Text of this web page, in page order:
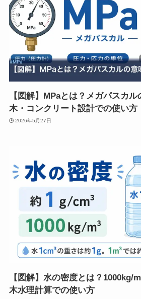
【図解】MPaとは？メガパスカ
木・コンクリート設計での使い方
2026年5月27日
【図解】水の密度とは？1000kg/
木水理計算での使い方